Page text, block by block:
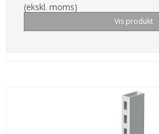
(ekskl. moms)
Vis produkt